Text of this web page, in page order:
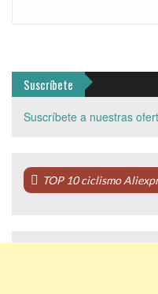
Suscríbete
Suscríbete a nuestras
TOP 10 ciclismo